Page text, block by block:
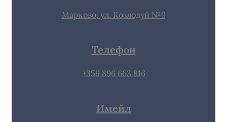
Марково, ул. Козлодуй №9
Телефон
+359 896 663 816
Имейл